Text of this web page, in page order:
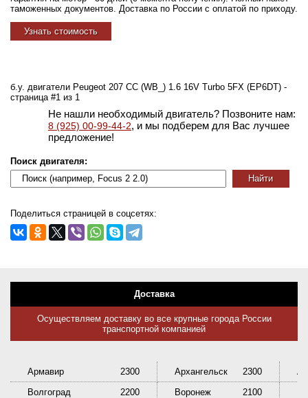
таможенных документов. Доставка по России с оплатой по приходу.
Узнать стоимость
б.у. двигатели Peugeot 207 CC (WB_) 1.6 16V Turbo 5FX (EP6DT) -
страница #1 из 1
Не нашли необходимый двигатель? Позвоните нам:
8 (925) 00-99-44-2, и мы подберем для Вас лучшее
предложение!
Поиск двигателя:
Поделиться страницей в соцсетях:
Доставка
Осуществляем доставку во все крупные города России
транспортной компанией
Армавир 2300 Архангельск 2300
Волгоград
2200 Воронеж 2100